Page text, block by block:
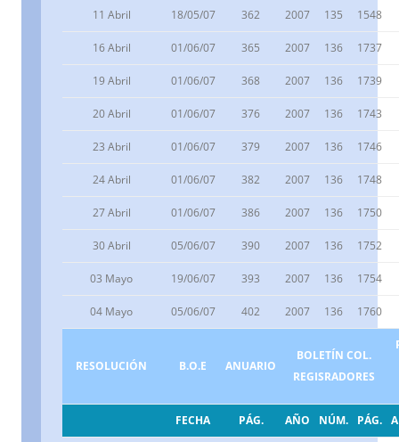
11 Abril 18/05/07 362 2007 135 1548
16 Abril 01/06/07 365 2007 136 1737
19 Abril 01/06/07 368 2007 136 1739
20 Abril 01/06/07 376 2007 136 1743
23 Abril 01/06/07 379 2007 136 1746
24 Abril 01/06/07 382 2007 136 1748
27 Abril 01/06/07 386 2007 136 1750
30 Abril 05/06/07 390 2007 136 1752
03 Mayo 19/06/07 393 2007 136 1754
04 Mayo 05/06/07 402 2007 136 1760
RESOLUCIÓN B.O.E ANUARIO
BOLETÍN COL.
REGISRADORES
FECHA PÁG. AÑO NÚM. PÁG.